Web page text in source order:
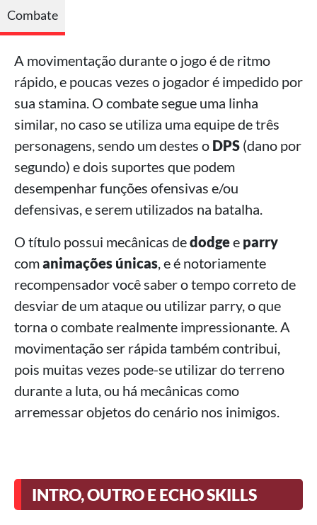
Combate
A movimentação durante o jogo é de ritmo
rápido, e poucas vezes o jogador é impedido por
sua stamina. O combate segue uma linha
similar, no caso se utiliza uma equipe de três
personagens, sendo um destes o DPS (dano por
segundo) e dois suportes que podem
desempenhar funções ofensivas e/ou
defensivas, e serem utilizados na batalha.
O título possui mecânicas dedodgee parry
comanimações únicas, e é notoriamente
recompensador você saber o tempo correto de
desviar de um ataque ou utilizar parry, o que
torna o combate realmente impressionante. A
movimentação ser rápida também contribui,
pois muitas vezes pode-se utilizar do terreno
durante a luta, ou há mecânicas como
arremessar objetos do cenário nos inimigos.
INTRO, OUTRO E ECHO SKILLS